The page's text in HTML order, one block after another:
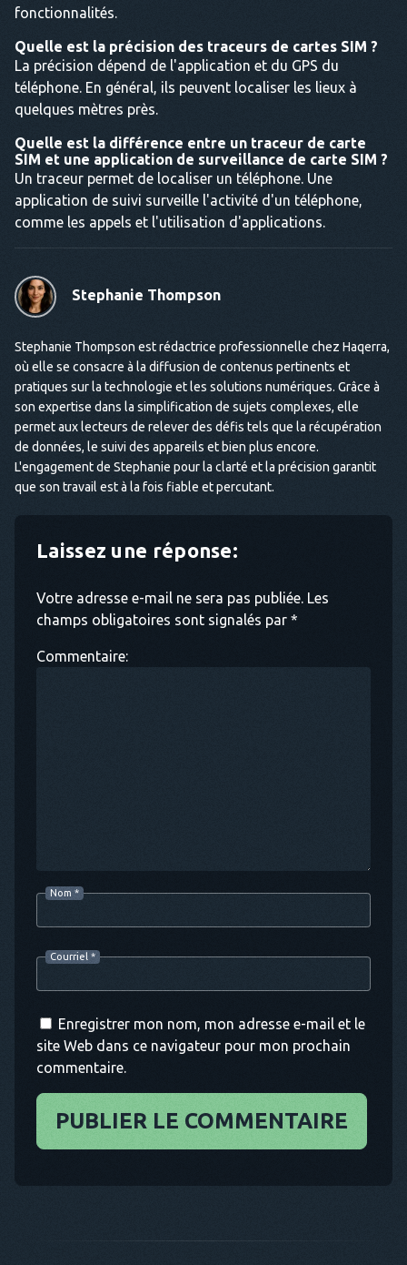
fonctionnalités.
Quelle est la précision des traceurs de cartes SIM ?
La précision dépend de l'application et du GPS du
téléphone. En général, ils peuvent localiser les lieux à
quelques mètres près.
Quelle est la différence entre un traceur de carte
SIM et une application de surveillance de carte SIM ?
Un traceur permet de localiser un téléphone. Une
application de suivi surveille l'activité d'un téléphone,
comme les appels et l'utilisation d'applications.
Stephanie Thompson
Stephanie Thompson est rédactrice professionnelle chez Haqerra,
où elle se consacre à la diffusion de contenus pertinents et
pratiques sur la technologie et les solutions numériques. Grâce à
son expertise dans la simplification de sujets complexes, elle
permet aux lecteurs de relever des défis tels que la récupération
de données, le suivi des appareils et bien plus encore.
L'engagement de Stephanie pour la clarté et la précision garantit
que son travail est à la fois fiable et percutant.
Laissez une réponse:
Votre adresse e-mail ne sera pas publiée. Les
champs obligatoires sont signalés par *
Commentaire:
Nom *
Courriel *
Enregistrer mon nom, mon adresse e-mail et le
site Web dans ce navigateur pour mon prochain
commentaire.
PUBLIER LE COMMENTAIRE